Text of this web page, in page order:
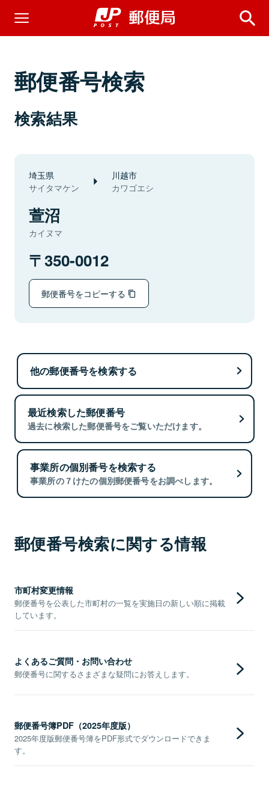
郵便番号検索
検索結果
埼玉県
サイタマケン
川越市
カワゴエシ
萱沼
カイヌマ
350-0012
郵便番号をコピーする
他の郵便番号を検索する
最近検索した郵便番号
過去に検索した郵便番号をご覧いただけます。
事業所の個別番号を検索する
事業所の７けたの個別郵便番号をお調べします。
郵便番号検索に関する情報
市町村変更情報
郵便番号を公表した市町村の一覧を実施日の新しい順に掲載
しています。
よくあるご質問・お問い合わせ
郵便番号に関するさまざまな疑問にお答えします。
郵便番号簿PDF（2025年度版）
2025年度版郵便番号簿をPDF形式でダウンロードできま
す。